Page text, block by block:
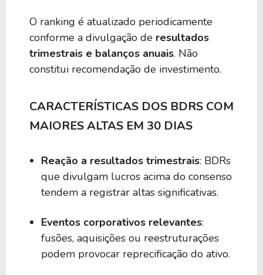
1,58%
BPVE39 1,49%
BFCG39 1,46% 0,00
BUAE39 0,00
O ranking é atualizado periodicamente
conforme a divulgação de resultados
trimestrais e balanços anuais. Não
constitui recomendação de investimento.
CARACTERÍSTICAS DOS BDRS COM
MAIORES ALTAS EM 30 DIAS
Reação a resultados trimestrais: BDRs
que divulgam lucros acima do consenso
tendem a registrar altas significativas.
Eventos corporativos relevantes:
fusões, aquisições ou reestruturações
podem provocar reprecificação do ativo.